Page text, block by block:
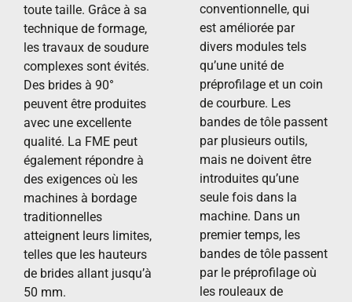
toute taille. Grâce à sa
technique de formage,
les travaux de soudure
complexes sont évités.
Des brides à 90°
peuvent être produites
avec une excellente
qualité. La FME peut
également répondre à
des exigences où les
machines à bordage
traditionnelles
atteignent leurs limites,
telles que les hauteurs
de brides allant jusqu’à
50 mm.
conventionnelle, qui
est améliorée par
divers modules tels
qu’une unité de
préprofilage et un coin
de courbure. Les
bandes de tôle passent
par plusieurs outils,
mais ne doivent être
introduites qu’une
seule fois dans la
machine. Dans un
premier temps, les
bandes de tôle passent
par le préprofilage où
les rouleaux de